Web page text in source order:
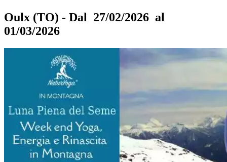
Oulx (TO) - Dal 27/02/2026 al
01/03/2026